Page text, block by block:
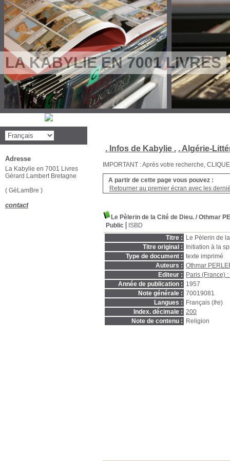
LA KABYLIE EN 7001 LIVRES
. Infos de Kabylie . . Algérie-
IMPORTANT : Après votre recherche,
A partir de cette page vous pouvez :
Retourner au premier écran avec les
Le Pèlerin de la Cité de Dieu. / Othmar
Public
ISBD
Titre :
Le Pèlerin de
Titre original :
Initiation à la
Type de document : texte imprimé
Auteurs : Othmar
Editeur :
Paris (France)
Année de publication : 1957
Note générale : 70019081
Langues :
Français (fre)
Index. décimale : 200
Note de contenu :
Religion
Adresse
La Kabylie en 7001 Livres
Gérard Lambert Bretagne
( GéLamBre )
contact